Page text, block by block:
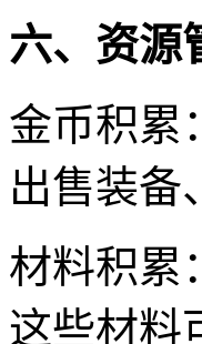
六、资源
金币积累
出售装备
材料积累
这些材料